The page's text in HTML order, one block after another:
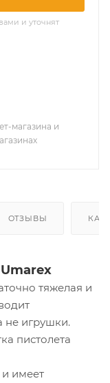
и уточнят
магазина и
ОТЗЫВЫ КАК
тяжелая и
не игрушки.
пистолета
и имеет